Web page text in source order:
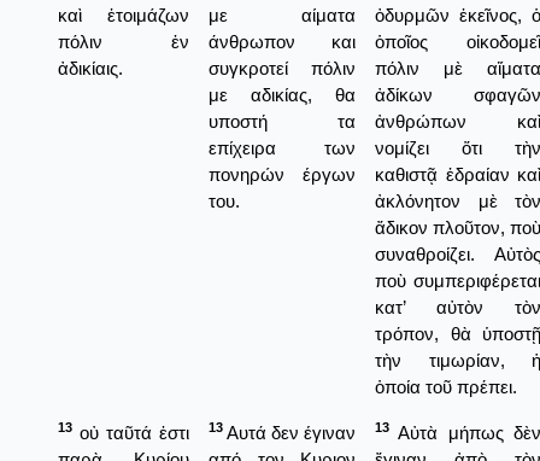
καὶ ἑτοιμάζων
πόλιν ἐν
ἀδικίαις.
με αίματα
άνθρωπον και
συγκροτεί πόλιν
με αδικίας, θα
υποστή τα
επίχειρα των
πονηρών έργων
του.
ὀδυρμῶν ἐκεῖνος, ὁ
ὁποῖος οἰκοδομεῖ
πόλιν μὲ αἵματα
ἀδίκων σφαγῶν
ἀνθρώπων καὶ
νομίζει ὅτι τὴν
καθιστᾷ ἑδραίαν καὶ
ἀκλόνητον μὲ τὸν
ἄδικον πλοῦτον, ποὺ
συναθροίζει. Αὐτὸς
ποὺ συμπεριφέρεται
κατ’ αὐτὸν τὸν
τρόπον, θὰ ὑποστῇ
τὴν τιμωρίαν, ἡ
ὁποία τοῦ πρέπει.
13 οὐ ταῦτά ἐστι
13 Αυτά δεν έγιναν
13 Αὐτὰ μήπως δὲν